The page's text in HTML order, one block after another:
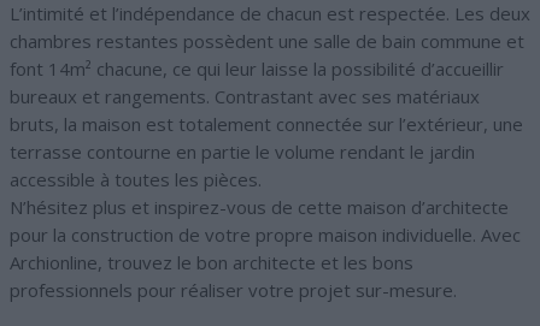
L’intimité et l’indépendance de chacun est respectée. Les deux
chambres restantes possèdent une salle de bain commune et
font 14m² chacune, ce qui leur laisse la possibilité d’accueillir
bureaux et rangements. Contrastant avec ses matériaux
bruts, la maison est totalement connectée sur l’extérieur, une
terrasse contourne en partie le volume rendant le jardin
accessible à toutes les pièces.
N’hésitez plus et inspirez-vous de cette maison d’architecte
pour la construction de votre propre maison individuelle. Avec
Archionline, trouvez le bon architecte et les bons
professionnels pour réaliser votre projet sur-mesure.